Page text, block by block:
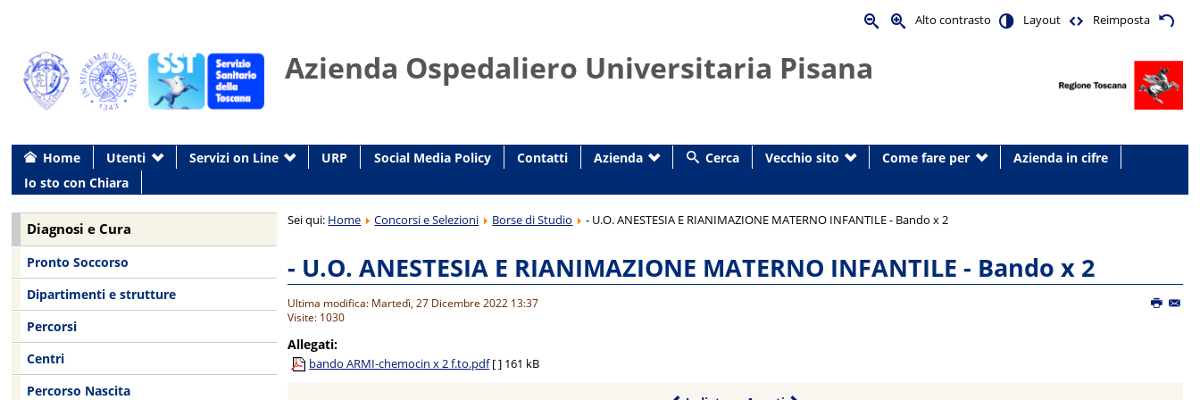
Alto contrasto Layout Reimposta
Azienda Ospedaliero Universitaria Pisana
Home Utenti Servizi on Line URP Social Media Policy Contatti Azienda Cerca Vecchio sito Come fare per
Azienda in cifre
Io sto con Chiara
Sei qui: Home Concorsi e Selezioni Borse di Studio - U.O. ANESTESIA E RIANIMAZIONE MATERNO INFANTILE - Bando x 2
- U.O. ANESTESIA E RIANIMAZIONE MATERNO INFANTILE - Bando x 2
Ultima modifica: Martedì, 27 Dicembre 2022 13:37
Visite: 1030
Allegati:
bando ARMI-chemocin x 2 f.to.pdf [ ] 161 kB
Diagnosi e Cura
Pronto Soccorso
Dipartimenti e strutture
Percorsi
Centri
Percorso Nascita